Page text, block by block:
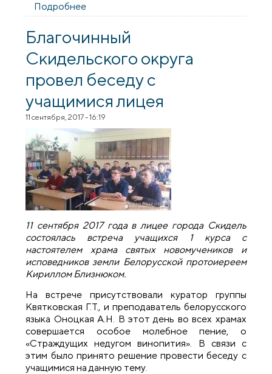
Подробнее
Предтечи в Покровском соборе
совершили литургию и молебен о
страждущих недугом винопития и
наркомании
Благочинный
Скидельского округа
провел беседу с
учащимися лицея
11 сентября, 2017 - 16:19
11 сентября 2017 года в лицее города Скидель
состоялась встреча учащихся 1 курса с
настоятелем храма святых новомучеников и
исповедников земли Белорусской протоиереем
Кириллом Близнюком.
На встрече присутствовали куратор группы
Квятковская Г.Т., и преподаватель белорусского
языка Оноцкая А.Н. В этот день во всех храмах
совершается особое молебное пение, о
«Страждущих недугом винопития». В связи с
этим было принято решение провести беседу с
учащимися на данную тему.